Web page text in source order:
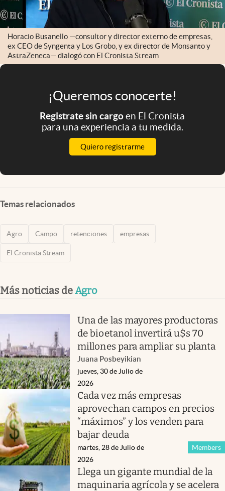
Mediakit
abre en nueva pestaña
Argentina
Horacio Busanello —consultor y director externo de empresas,
ex CEO de Syngenta y Los Grobo, y ex director de Monsanto y
AstraZeneca— dialogó con El Cronista Stream
¡Queremos conocerte!
Registrate sin cargoen El Cronista
para una experiencia a tu medida.
Quiero registrarme
Temas relacionados
Agro Campo retenciones empresas
El Cronista Stream
Más noticias deAgro
Una de las mayores productoras
de bioetanol invertirá u$s 70
millones para ampliar su planta
Juana Posbeyikian
jueves, 30 de Julio de
2026
Cada vez más empresas
aprovechan campos en precios
“máximos” y los venden para
bajar deuda
Members
martes, 28 de Julio de
2026
Llega un gigante mundial de la
maquinaria agrícola y se acelera